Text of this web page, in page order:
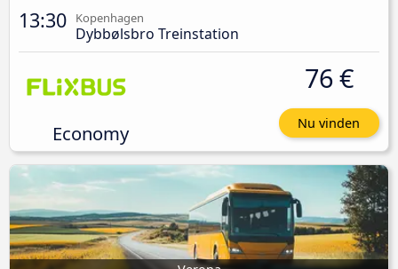
13:30 Kopenhagen
Dybbølsbro Treinstation
Economy
76 €
Nu vinden